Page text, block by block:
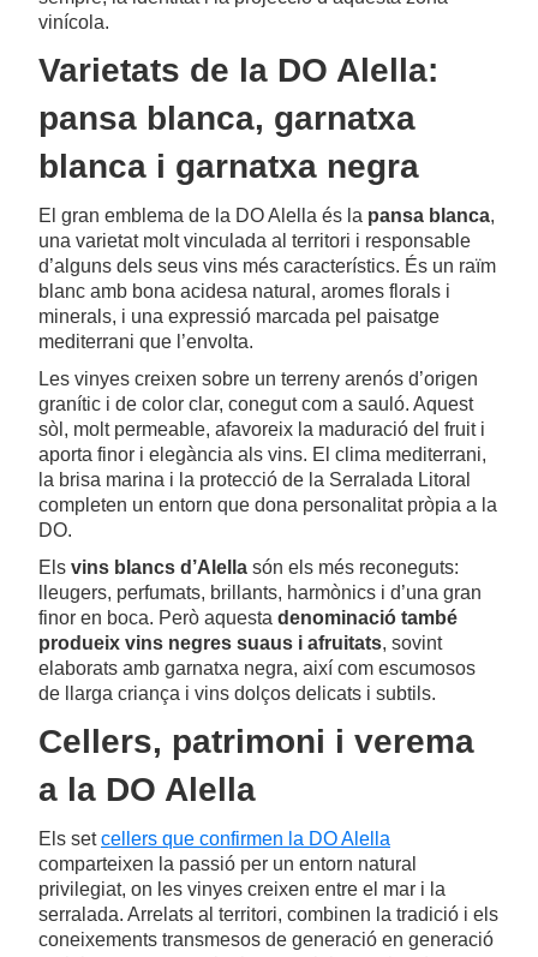
vinícola.
Varietats de la DO Alella:
pansa blanca, garnatxa
blanca i garnatxa negra
El gran emblema de la DO Alella és la pansa blanca,
una varietat molt vinculada al territori i responsable
d’alguns dels seus vins més característics. És un raïm
blanc amb bona acidesa natural, aromes florals i
minerals, i una expressió marcada pel paisatge
mediterrani que l’envolta.
Les vinyes creixen sobre un terreny arenós d’origen
granític i de color clar, conegut com a sauló. Aquest
sòl, molt permeable, afavoreix la maduració del fruit i
aporta finor i elegància als vins. El clima mediterrani,
la brisa marina i la protecció de la Serralada Litoral
completen un entorn que dona personalitat pròpia a la
DO.
Els vins blancs d’Alella són els més reconeguts:
lleugers, perfumats, brillants, harmònics i d’una gran
finor en boca. Però aquesta denominació també
produeix vins negres suaus i afruitats, sovint
elaborats amb garnatxa negra, així com escumosos
de llarga criança i vins dolços delicats i subtils.
Cellers, patrimoni i verema
a la DO Alella
Els setcellers que confirmen la DO Alella
comparteixen la passió per un entorn natural
privilegiat, on les vinyes creixen entre el mar i la
serralada. Arrelats al territori, combinen la tradició i els
coneixements transmesos de generació en generació